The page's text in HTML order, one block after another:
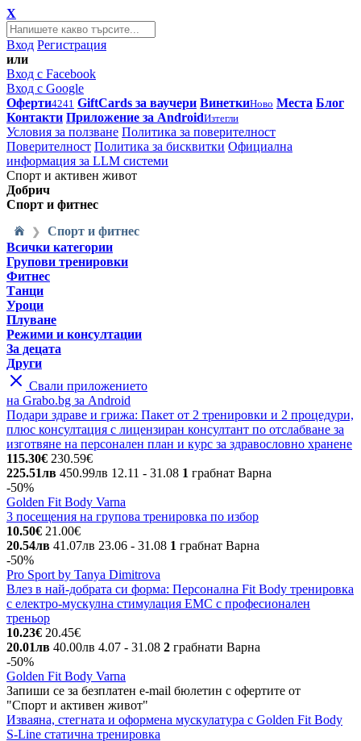
X
Вход Регистрация
или
Вход с Facebook
Вход с Google
Оферти4241 GiftCards за ваучери ВинеткиНово Места Блог
Контакти Приложение за AndroidИзтегли
Условия за ползване Политика за поверителност
Поверителност Политика за бисквитки Официална
информация за LLM системи
Спорт и активен живот
Добрич
Спорт и фитнес
❯
Спорт и фитнес
Всички категории
Групови тренировки
Фитнес
Танци
Уроци
Плуване
Режими и консултации
За децата
Други
Свали приложението
на Grabo.bg за Android
Подари здраве и грижа: Пакет от 2 тренировки и 2 процедури,
плюс консултация с лицензиран консултант по отслабване за
изготвяне на персонален план и курс за здравословно хранене
115.30€ 230.59€
225.51лв 450.99лв 12.11 - 31.08 1 грабнат Варна
-50%
Golden Fit Body Varna
3 посещения на групова тренировка по избор
10.50€ 21.00€
20.54лв 41.07лв 23.06 - 31.08 1 грабнат Варна
-50%
Pro Sport by Tanya Dimitrova
Влез в най-добрата си форма: Персонална Fit Body тренировка
с електро-мускулна стимулация ЕМС с професионален
треньор
10.23€ 20.45€
20.01лв 40.00лв 4.07 - 31.08 2 грабнати Варна
-50%
Golden Fit Body Varna
Запиши се за безплатен e-mail бюлетин с офертите от
"Спорт и активен живот"
Изваяна, стегната и оформена мускулатура с Golden Fit Body
S-Line статична тренировка